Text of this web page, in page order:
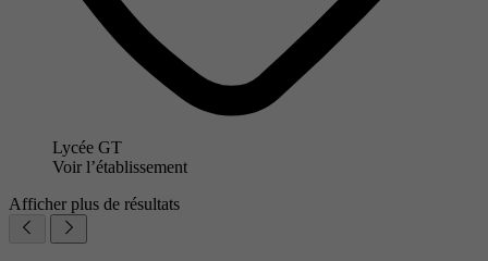
Lycée GT
Voir l’établissement
Afficher plus de résultats